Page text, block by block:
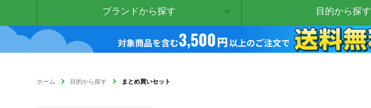
ブランドから探す 目的から探す
ホーム 目的から探す まとめ買いセット